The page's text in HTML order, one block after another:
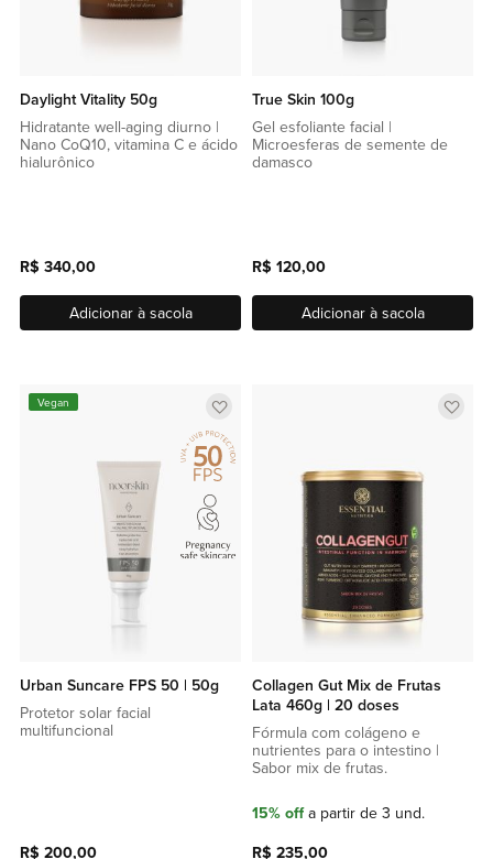
Daylight Vitality 50g
Hidratante well-aging diurno |
Nano CoQ10, vitamina C e ácido
hialurônico
R$ 340,00
Adicionar à sacola
True Skin 100g
Gel esfoliante facial |
Microesferas de semente de
damasco
R$ 120,00
Adicionar à sacola
Adicionar
a
lista
de
Vegan
Urban Suncare FPS 50 | 50g
Protetor solar facial
multifuncional
R$ 200,00
Collagen Gut Mix de Frutas
Lata 460g | 20 doses
Fórmula com colágeno e
nutrientes para o intestino |
Sabor mix de frutas.
15% offa partir de 3 und.
R$ 235,00